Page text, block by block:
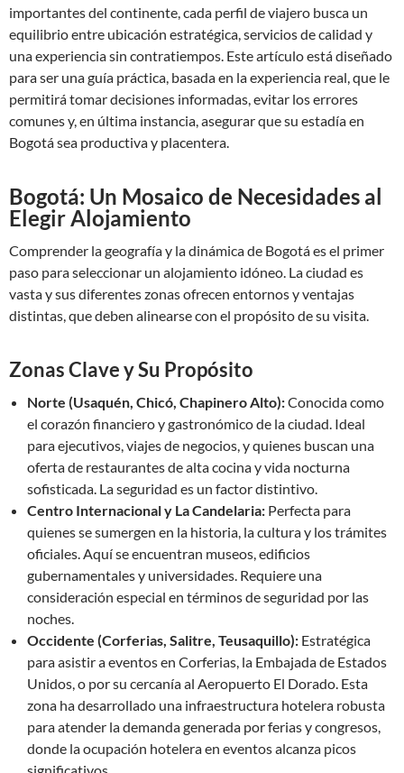
importantes del continente, cada perfil de viajero busca un
equilibrio entre ubicación estratégica, servicios de calidad y
una experiencia sin contratiempos. Este artículo está diseñado
para ser una guía práctica, basada en la experiencia real, que le
permitirá tomar decisiones informadas, evitar los errores
comunes y, en última instancia, asegurar que su estadía en
Bogotá sea productiva y placentera.
Bogotá: Un Mosaico de Necesidades al
Elegir Alojamiento
Comprender la geografía y la dinámica de Bogotá es el primer
paso para seleccionar un alojamiento idóneo. La ciudad es
vasta y sus diferentes zonas ofrecen entornos y ventajas
distintas, que deben alinearse con el propósito de su visita.
Zonas Clave y Su Propósito
Norte (Usaquén, Chicó, Chapinero Alto):Conocida como
el corazón financiero y gastronómico de la ciudad. Ideal
para ejecutivos, viajes de negocios, y quienes buscan una
oferta de restaurantes de alta cocina y vida nocturna
sofisticada. La seguridad es un factor distintivo.
Centro Internacional y La Candelaria: Perfecta para
quienes se sumergen en la historia, la cultura y los trámites
oficiales. Aquí se encuentran museos, edificios
gubernamentales y universidades. Requiere una
consideración especial en términos de seguridad por las
noches.
Occidente (Corferias, Salitre, Teusaquillo): Estratégica
para asistir a eventos en Corferias, la Embajada de Estados
Unidos, o por su cercanía al Aeropuerto El Dorado. Esta
zona ha desarrollado una infraestructura hotelera robusta
para atender la demanda generada por ferias y congresos,
donde la ocupación hotelera en eventos alcanza picos